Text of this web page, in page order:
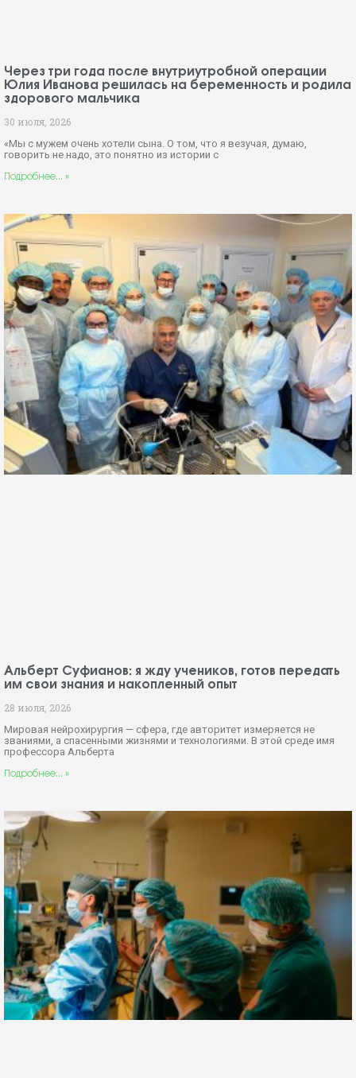
Через три года после внутриутробной операции
Юлия Иванова решилась на беременность и родила
здорового мальчика
30 июля, 2026
«Мы с мужем очень хотели сына. О том, что я везучая, думаю,
говорить не надо, это понятно из истории с
Подробнее... »
Альберт Суфианов: я жду учеников, готов передать
им свои знания и накопленный опыт
28 июля, 2026
Мировая нейрохирургия — сфера, где авторитет измеряется не
званиями, а спасенными жизнями и технологиями. В этой среде имя
профессора Альберта
Подробнее... »